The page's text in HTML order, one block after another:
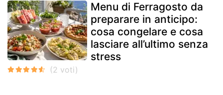
Menu di Ferragosto da
preparare in anticipo:
cosa congelare e cosa
lasciare all’ultimo senza
stress